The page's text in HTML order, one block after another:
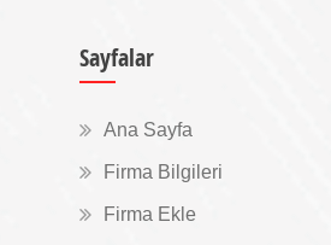
Sayfalar
Ana Sayfa
Firma Bilgileri
Firma Ekle